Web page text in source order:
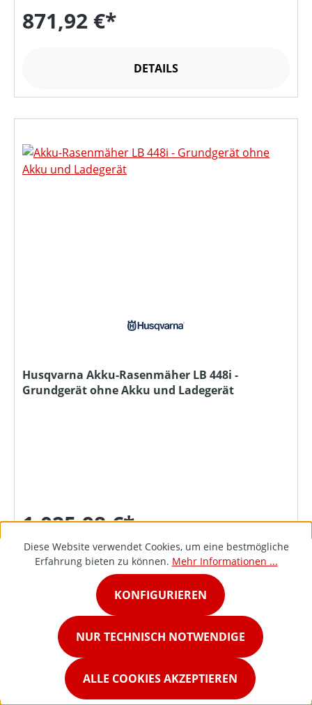
871,92 €*
DETAILS
Husqvarna Akku-Rasenmäher LB 448i -
Grundgerät ohne Akku und Ladegerät
1.025,98 €*
DETAILS
Diese Website verwendet Cookies, um eine bestmögliche
Erfahrung bieten zu können. Mehr Informationen ...
NUR TECHNISCH NOTWENDIGE
KONFIGURIEREN
ALLE COOKIES AKZEPTIEREN